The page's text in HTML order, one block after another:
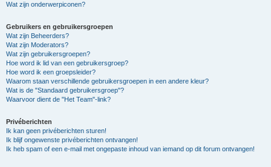
Wat zijn onderwerpiconen?
Gebruikers en gebruikersgroepen
Wat zijn Beheerders?
Wat zijn Moderators?
Wat zijn gebruikersgroepen?
Hoe word ik lid van een gebruikersgroep?
Hoe word ik een groepsleider?
Waarom staan verschillende gebruikersgroepen in een andere kleur?
Wat is de "Standaard gebruikersgroep"?
Waarvoor dient de "Het Team"-link?
Privéberichten
Ik kan geen privéberichten sturen!
Ik blijf ongewenste privéberichten ontvangen!
Ik heb spam of een e-mail met ongepaste inhoud van iemand op dit forum ontvangen!